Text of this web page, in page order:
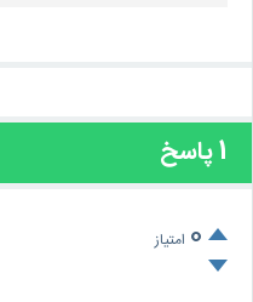
1پاسخ
0 امتیاز